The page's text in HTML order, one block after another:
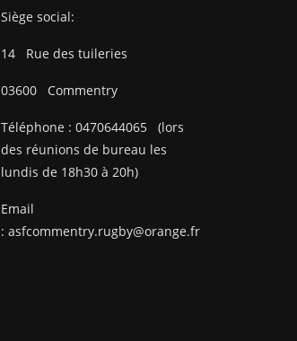
Siège social:
14 Rue des tuileries
03600 Commentry
Téléphone : 0470644065
(lors
des réunions de bureau les
lundis de 18h30 à 20h)
Email
: asfcommentry.rugby@orange.fr